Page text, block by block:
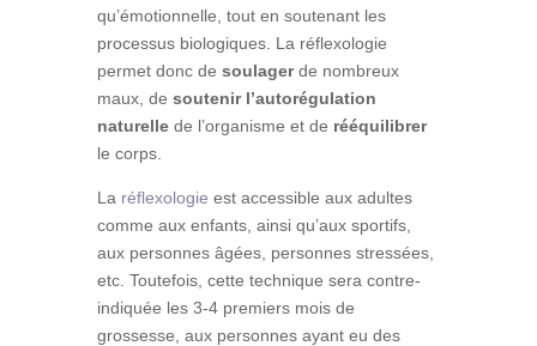
qu’émotionnelle, tout en soutenant les
processus biologiques. La réflexologie
permet donc de soulagerde nombreux
maux, de soutenir l’autorégulation
naturellede l’organisme et de rééquilibrer
le corps.
La réflexologie est accessible aux adultes
comme aux enfants, ainsi qu’aux sportifs,
aux personnes âgées, personnes stressées,
etc. Toutefois, cette technique sera contre-
indiquée les 3-4 premiers mois de
grossesse, aux personnes ayant eu des